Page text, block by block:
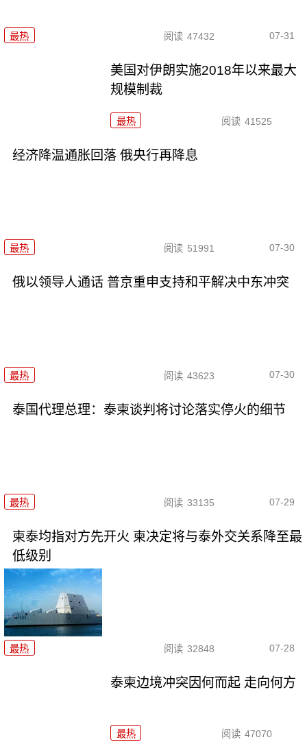
最热 阅读 47432 07-31
美国对伊朗实施2018年以来最大
规模制裁
最热 阅读 41525
经济降温通胀回落 俄央行再降息
最热 阅读 51991 07-30
俄以领导人通话 普京重申支持和平解决中东冲突
最热 阅读 43623 07-30
泰国代理总理：泰柬谈判将讨论落实停火的细节
最热 阅读 33135 07-29
柬泰均指对方先开火 柬决定将与泰外交关系降至最
低级别
最热 阅读 32848 07-28
泰柬边境冲突因何而起 走向何方
最热 阅读 47070